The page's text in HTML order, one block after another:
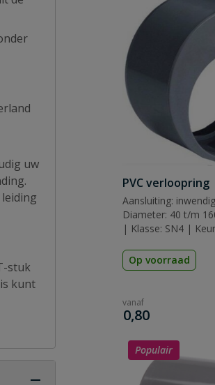
uw
stuk
kunt
PVC verloopring
Aansluiting:
Diameter: 40 t/m
| Klasse: SN4 |
Op voorraad
vanaf
€
0,80
Populair